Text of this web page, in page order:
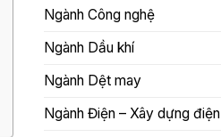
Ngành Công nghệ
Ngành Dầu khí
Ngành Dệt may
Ngành Điện – Xây dựng điện